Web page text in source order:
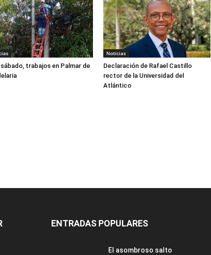
trabajos en Palmar de
Noticias
Declaración de Rafael Castillo
rector de la Universidad del
Atlántico
ENTRADAS POPULARES
El asombroso salto